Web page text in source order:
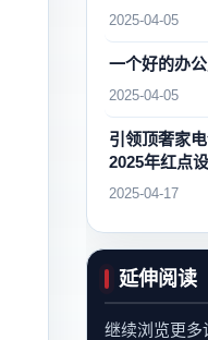
2025-04-05
一个好的办
2025-04-05
引领顶奢家
2025年红点
2025-04-17
延伸阅读
继续浏览更多